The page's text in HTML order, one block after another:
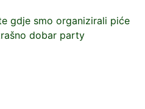
gdje smo organizirali piće
dobar party